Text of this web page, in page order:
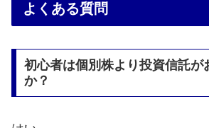
よくある質問
初心者は個別株より投資信託が
か？